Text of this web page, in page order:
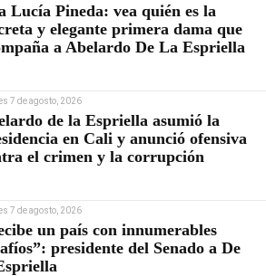
Lucía Pineda: vea quién es la
y elegante primera dama que
a Abelardo De La Espriella
7 de agosto, 2026
de la Espriella asumió la
en Cali y anunció ofensiva
el crimen y la corrupción
7 de agosto, 2026
un país con innumerables
presidente del Senado a De